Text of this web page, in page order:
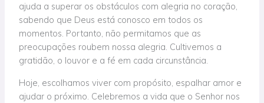
ajuda a superar os obstáculos com alegria no coração,
sabendo que Deus está conosco em todos os
momentos. Portanto, não permitamos que as
preocupações roubem nossa alegria. Cultivemos a
gratidão, o louvor e a fé em cada circunstância.
Hoje, escolhamos viver com propósito, espalhar amor e
ajudar o próximo. Celebremos a vida que o Senhor nos